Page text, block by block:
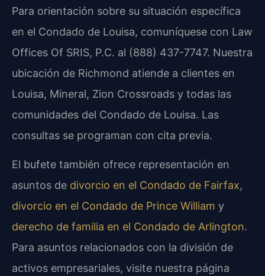
Para orientación sobre su situación específica
en el Condado de Louisa, comuníquese con Law
Offices Of SRIS, P.C. al (888) 437-7747. Nuestra
ubicación de Richmond atiende a clientes en
Louisa, Mineral, Zion Crossroads y todas las
comunidades del Condado de Louisa. Las
consultas se programan con cita previa.
El bufete también ofrece representación en
asuntos de divorcio en el Condado de Fairfax,
divorcio en el Condado de Prince William y
derecho de familia en el Condado de Arlington.
Para asuntos relacionados con la división de
activos empresariales, visite nuestra página